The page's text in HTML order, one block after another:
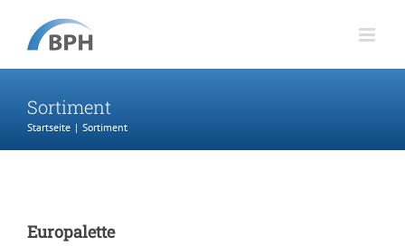
Inhalt
Sortiment
Startseite Sortiment
Europalette